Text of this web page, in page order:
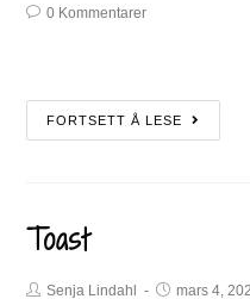
0 Kommentarer
FORTSETT Å LESE
Toast
Senja Lindahl mars 4,